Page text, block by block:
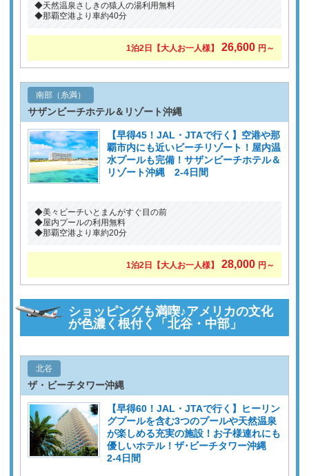
◆天然温泉さしきの猿人の湯利用無料
◆那覇空港より車約40分
1泊2日 【大人お一人様】 26,600 円～
南部（糸満）
サザンビーチホテル＆リゾート沖縄
【早得45！JAL・JTAで行く】空港や那
覇市内にも近いビーチリゾート！屋内温
水プールも完備！サザンビーチホテル＆
リゾート沖縄 2-4日間
◆美々ビーチいとまんがすぐ目の前
◆屋内プールの利用無料
◆那覇空港より車約20分
1泊2日 【大人お一人様】 28,000 円～
ショッピングも満喫♪アメリカの文化
が色濃く根付く「北谷・中部」
北谷
ザ・ビーチタワー沖縄
【早得60！JAL・JTAで行く】ヒーリン
グプールを含む3つのプールや天然温泉
が楽しめる充実の施設！お子様連れにも
優しいホテル！ザ･ビーチタワー沖縄
2-4日間